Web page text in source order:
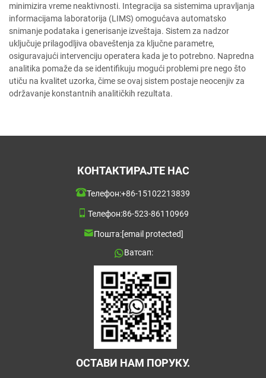
minimizira vreme neaktivnosti. Integracija sa sistemima upravljanja
informacijama laboratorija (LIMS) omogućava automatsko
snimanje podataka i generisanje izveštaja. Sistem za nadzor
uključuje prilagodljiva obaveštenja za ključne parametre,
osiguravajući intervenciju operatera kada je to potrebno. Napredna
analitika pomaže da se identifikuju mogući problemi pre nego što
utiču na kvalitet uzorka, čime se ovaj sistem postaje neocenjiv za
održavanje konstantnih analitičkih rezultata.
КОНТАКТИРАЈТЕ НАС
Телефон:+86-15102213839
Телефон:86-523-86110969
Пошта:[email protected]
Ватсап:
ОСТАВИ НАМ ПОРУКУ.